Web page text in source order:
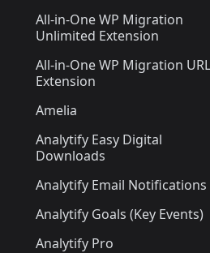
All-in-One WP Migration
Unlimited Extension
All-in-One WP Migration URL
Extension
Amelia
Analytify Easy Digital
Downloads
Analytify Email Notifications
Analytify Goals (Key Events)
Analytify Pro